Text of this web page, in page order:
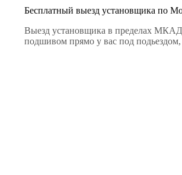
Бесплатный выезд установщика по
Выезд установщика в пределах МКАД
подшивом прямо у вас под подьездом,